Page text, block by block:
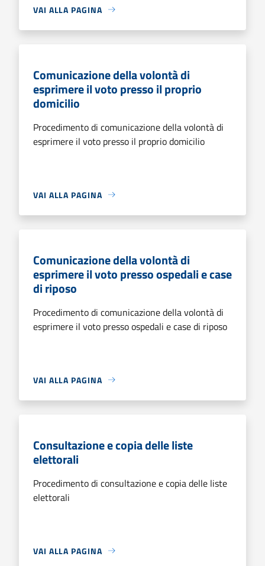
VAI ALLA PAGINA
Comunicazione della volontà di
esprimere il voto presso il proprio
domicilio
Procedimento di comunicazione della volontà di
esprimere il voto presso il proprio domicilio
VAI ALLA PAGINA
Comunicazione della volontà di
esprimere il voto presso ospedali e case
di riposo
Procedimento di comunicazione della volontà di
esprimere il voto presso ospedali e case di riposo
VAI ALLA PAGINA
Consultazione e copia delle liste
elettorali
Procedimento di consultazione e copia delle liste
elettorali
VAI ALLA PAGINA